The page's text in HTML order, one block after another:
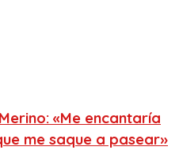
«Me encantaría
me saque a pasear»